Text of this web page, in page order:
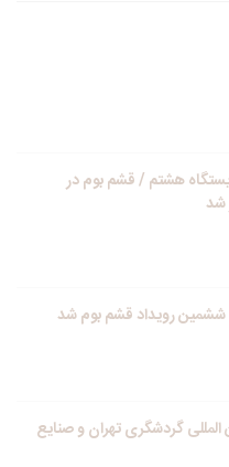
هشتم / قشم بوم در
شد
رویداد قشم بوم شد
گردشگری تهران و صنایع